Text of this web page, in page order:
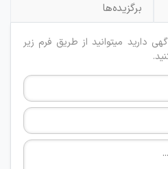
برگزیده‌ها
دارید میتوانید از طریق فرم زیر